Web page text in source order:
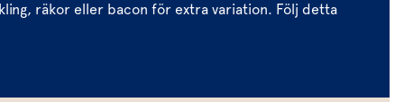
räkor eller bacon för extra variation. Följ detta